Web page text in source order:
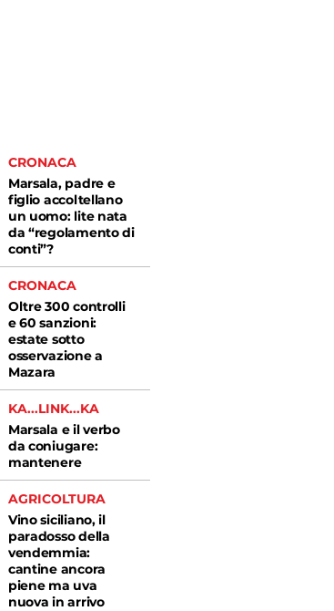
CRONACA
Marsala, padre e
figlio accoltellano
un uomo: lite nata
da “regolamento di
conti”?
CRONACA
Oltre 300 controlli
e 60 sanzioni:
estate sotto
osservazione a
Mazara
KA...LINK...KA
Marsala e il verbo
da coniugare:
mantenere
AGRICOLTURA
Vino siciliano, il
paradosso della
vendemmia:
cantine ancora
piene ma uva
nuova in arrivo